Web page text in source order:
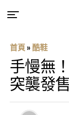
首頁 » 酷鞋
手慢無
突襲發